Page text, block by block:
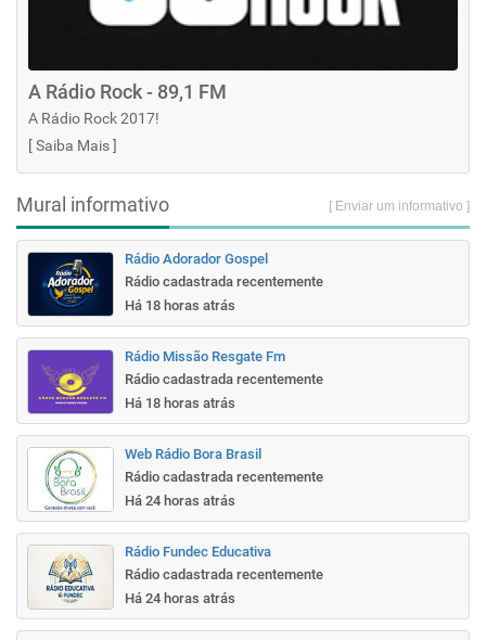
A Rádio Rock - 89,1 FM
A Rádio Rock 2017!
[Saiba Mais]
Mural informativo [ Enviar um informativo ]
Rádio Adorador Gospel
Rádio cadastrada recentemente
Há 18 horas atrás
Rádio Missão Resgate Fm
Rádio cadastrada recentemente
Há 18 horas atrás
Web Rádio Bora Brasil
Rádio cadastrada recentemente
Há 24 horas atrás
Rádio Fundec Educativa
Rádio cadastrada recentemente
Há 24 horas atrás